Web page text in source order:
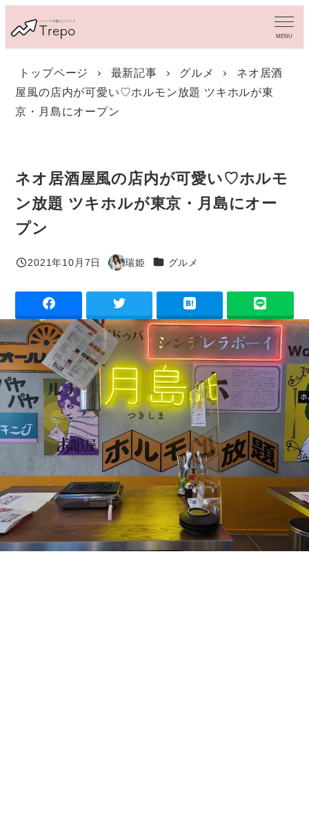
イ
MENU
トップページ 最新記事 グルメ
ネオ居酒
屋風の店内が可愛い♡ホルモン放題 ツキホルが東
京・月島にオープン
ネオ居酒屋風の店内が可愛い♡ホルモ
ン放題 ツキホルが東京・月島にオー
プン
投稿日
2021年10月7日
著
瑞姫 カテゴリー
グルメ